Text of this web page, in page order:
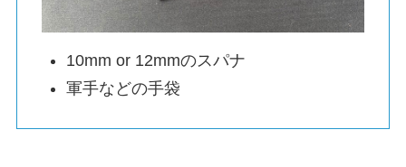
10mm or 12mmのスパナ
軍手などの手袋